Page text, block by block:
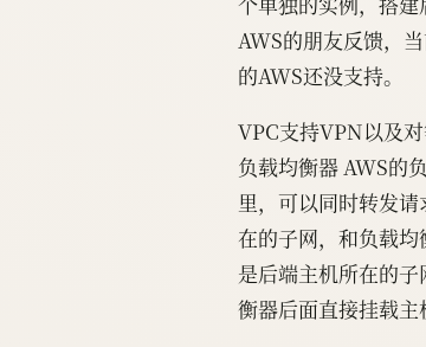
AWS的朋友反馈，
的AWS还没支持。
VPC支持VPN以及
负载均衡器 AWS的
里，可以同时转发
在的子网，和负载
是后端主机所在的
衡器后面直接挂载主